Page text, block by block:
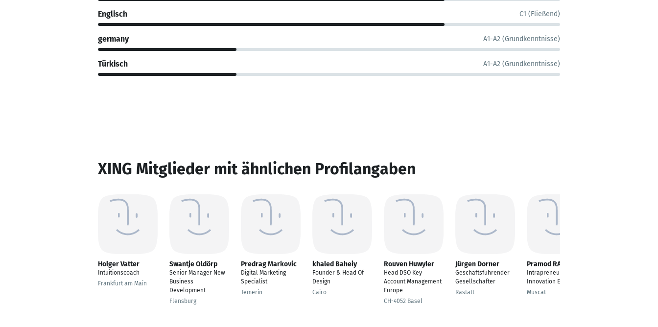
Englisch C1 (Fließend)
germany A1-A2 (Grundkenntnisse)
Türkisch A1-A2 (Grundkenntnisse)
XING Mitglieder mit ähnlichen Profilangaben
Holger Vatter
Intuitionscoach
Frankfurt am Main
Swantje Oldörp
Senior Manager New
Business
Development
Flensburg
Predrag Markovic
Digital Marketing
Specialist
Temerin
khaled Baheiy
Founder & Head Of
Design
Cairo
Rouven Huwyler
Head DSO Key
Account Management
Europe
CH-4052 Basel
Jürgen Dorner
Geschäftsführender
Gesellschafter
Rastatt
Pramod RAO
Intrapreneur -
Innovation Ecosystem
Muscat